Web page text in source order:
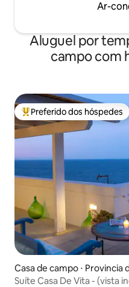
Ar-
Aluguel por
campo com
Entre os melhores
Preferido dos hóspedes
Casa de campo ⋅ Provincia
Suíte Casa De Vita - (vista